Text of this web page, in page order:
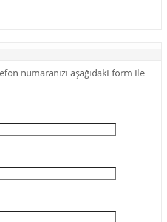
numaranızı aşağıdaki form ile